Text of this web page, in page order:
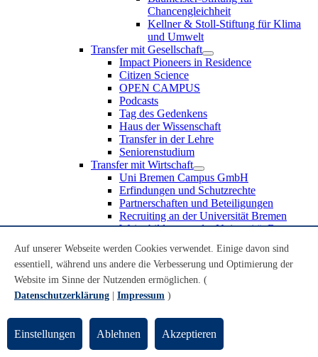
Chancengleichheit
Kellner & Stoll-Stiftung für Klima
und Umwelt
Transfer mit Gesellschaft
Impact Pioneers in Residence
Citizen Science
OPEN CAMPUS
Podcasts
Tag des Gedenkens
Haus der Wissenschaft
Transfer in der Lehre
Seniorenstudium
Transfer mit Wirtschaft
Uni Bremen Campus GmbH
Erfindungen und Schutzrechte
Partnerschaften und Beteiligungen
Recruiting an der Universität Bremen
Weiterbildung an der Universität Bremen
Schülerinnen und Schüler
MINT-Schnupperstudium
Schulklassen
Lehrkräfte
UniTransfer - Servicestelle für Transferaktivitäten
Transfermagazin der Universität Bremen
Auf unserer Webseite werden Cookies verwendet. Einige davon sind
essentiell, während uns andere die Verbesserung und Optimierung der
Website im Sinne der Nutzenden ermöglichen. (
Datenschutzerklärung
Impressum )
Einstellungen Ablehnen Akzeptieren